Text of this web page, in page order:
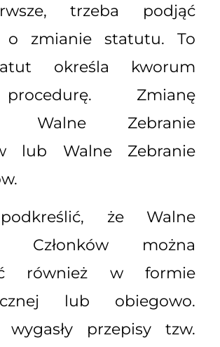
trzeba podjąć
o zmianie statutu. To
określa kworum
Zmianę
Walne Zebranie
lub Walne Zebranie
że Walne
Członków można
również w formie
lub obiegowo.
przepisy tzw.